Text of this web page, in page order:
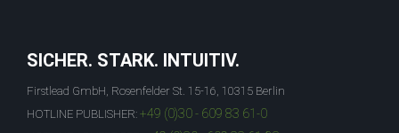
SICHER. STARK. INTUITIV.
Firstlead GmbH, Rosenfelder St. 15-16, 10315 Berlin
HOTLINE PUBLISHER: +49 (0)30 - 609 83 61-0